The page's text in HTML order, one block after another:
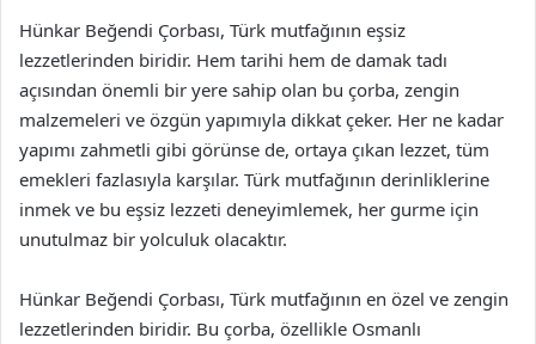
Hünkar Beğendi Çorbası, Türk mutfağının eşsiz
lezzetlerinden biridir. Hem tarihi hem de damak tadı
açısından önemli bir yere sahip olan bu çorba, zengin
malzemeleri ve özgün yapımıyla dikkat çeker. Her ne kadar
yapımı zahmetli gibi görünse de, ortaya çıkan lezzet, tüm
emekleri fazlasıyla karşılar. Türk mutfağının derinliklerine
inmek ve bu eşsiz lezzeti deneyimlemek, her gurme için
unutulmaz bir yolculuk olacaktır.
Hünkar Beğendi Çorbası, Türk mutfağının en özel ve zengin
lezzetlerinden biridir. Bu çorba, özellikle Osmanlı